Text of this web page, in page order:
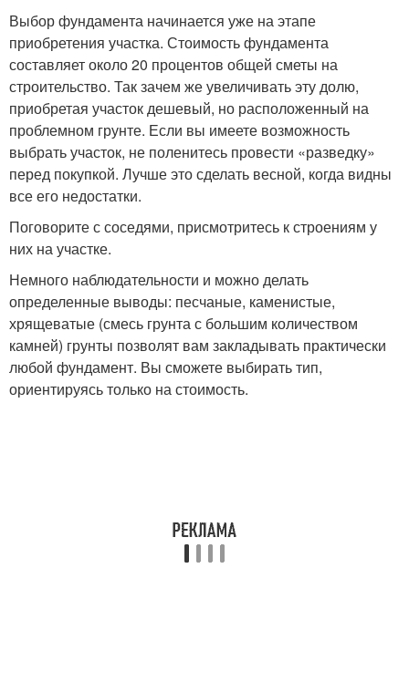
Выбор фундамента начинается уже на этапе
приобретения участка. Стоимость фундамента
составляет около 20 процентов общей сметы на
строительство. Так зачем же увеличивать эту долю,
приобретая участок дешевый, но расположенный на
проблемном грунте. Если вы имеете возможность
выбрать участок, не поленитесь провести «разведку»
перед покупкой. Лучше это сделать весной, когда видны
все его недостатки.
Поговорите с соседями, присмотритесь к строениям у
них на участке.
Немного наблюдательности и можно делать
определенные выводы: песчаные, каменистые,
хрящеватые (смесь грунта с большим количеством
камней) грунты позволят вам закладывать практически
любой фундамент. Вы сможете выбирать тип,
ориентируясь только на стоимость.